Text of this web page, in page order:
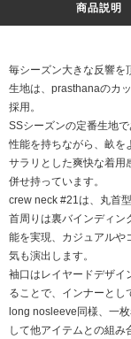
商品説明
毎シーズン大きな反響を
生地は、prasthanaのカ
採用。
SSシーズンの定番生地
性能を持ちながら、畝を
サラリとした爽快な着用
併せ持っています。
crew neck #21は、丸首型
首周りは裏バインディン
能を実現、カジュアルや
気も演出します。
袖口はレイヤードデザイ
ることで、インナーとし
long nosleeve同様、一
して他アイテムとの組み